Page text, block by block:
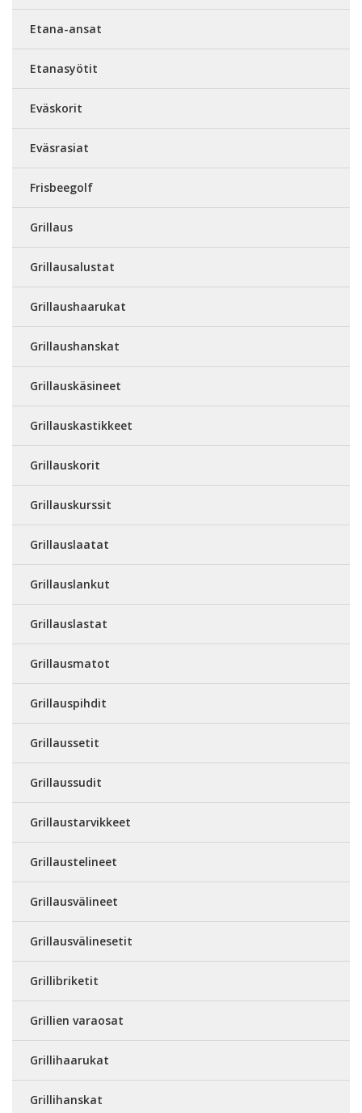
Etana-ansat
Etanasyötit
Eväskorit
Eväsrasiat
Frisbeegolf
Grillaus
Grillausalustat
Grillaushaarukat
Grillaushanskat
Grillauskäsineet
Grillauskastikkeet
Grillauskorit
Grillauskurssit
Grillauslaatat
Grillauslankut
Grillauslastat
Grillausmatot
Grillauspihdit
Grillaussetit
Grillaussudit
Grillaustarvikkeet
Grillaustelineet
Grillausvälineet
Grillausvälinesetit
Grillibriketit
Grillien varaosat
Grillihaarukat
Grillihanskat